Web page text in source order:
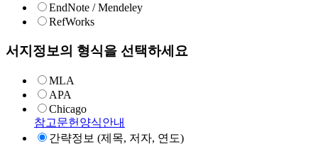
EndNote / Mendeley
RefWorks
서지정보의 형식을 선택하세요
MLA
APA
Chicago
참고문헌양식안내
간략정보 (제목, 저자, 연도)